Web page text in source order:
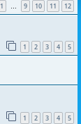
1 … 9 10 11 12
1 2 3 4 5
1 2 3 4 5